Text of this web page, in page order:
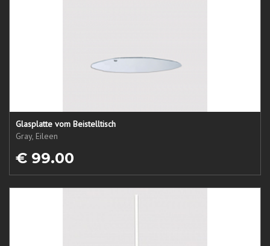
Glasplatte vom Beistelltisch
Gray, Eileen
€ 99.00